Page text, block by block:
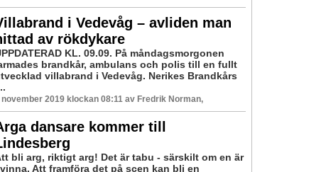
i Vedevåg – avliden man
av rökdykare
KL. 09.09. På måndagsmorgonen
brandkår, ambulans och polis till en fullt
villabrand i Vedevåg. Nerikes Brandkårs
november 2019 klockan 08:11 av Fredrik Norman,
dansare kommer till
bli arg, riktigt arg! Det är tabu - särskilt om en är
Att framföra det på scen kan bli en